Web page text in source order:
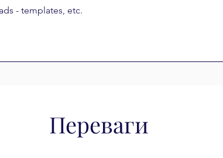
- templates, etc.
Переваги